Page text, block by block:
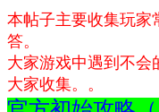
本帖子主要收集玩家
答。
大家游戏中遇到不会
大家收集。。